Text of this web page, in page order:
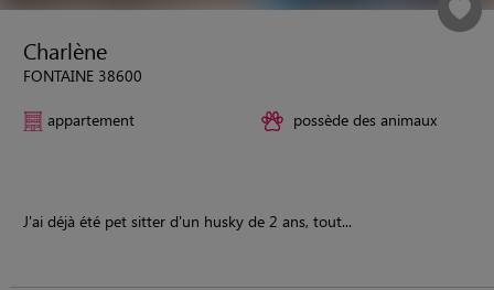
Charlène
FONTAINE 38600
appartement possède des animaux
J'ai déjà été pet sitter d'un husky de 2 ans, tout...